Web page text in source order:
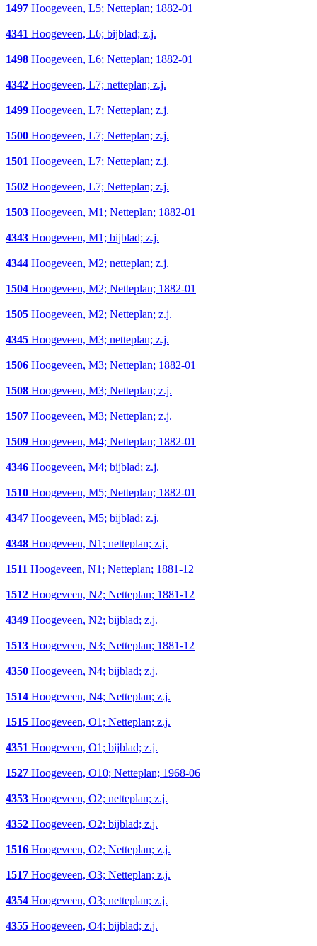
1497 Hoogeveen, L5; Netteplan; 1882-01
4341 Hoogeveen, L6; bijblad; z.j.
1498 Hoogeveen, L6; Netteplan; 1882-01
4342 Hoogeveen, L7; netteplan; z.j.
1499 Hoogeveen, L7; Netteplan; z.j.
1500 Hoogeveen, L7; Netteplan; z.j.
1501 Hoogeveen, L7; Netteplan; z.j.
1502 Hoogeveen, L7; Netteplan; z.j.
1503 Hoogeveen, M1; Netteplan; 1882-01
4343 Hoogeveen, M1; bijblad; z.j.
4344 Hoogeveen, M2; netteplan; z.j.
1504 Hoogeveen, M2; Netteplan; 1882-01
1505 Hoogeveen, M2; Netteplan; z.j.
4345 Hoogeveen, M3; netteplan; z.j.
1506 Hoogeveen, M3; Netteplan; 1882-01
1508 Hoogeveen, M3; Netteplan; z.j.
1507 Hoogeveen, M3; Netteplan; z.j.
1509 Hoogeveen, M4; Netteplan; 1882-01
4346 Hoogeveen, M4; bijblad; z.j.
1510 Hoogeveen, M5; Netteplan; 1882-01
4347 Hoogeveen, M5; bijblad; z.j.
4348 Hoogeveen, N1; netteplan; z.j.
1511 Hoogeveen, N1; Netteplan; 1881-12
1512 Hoogeveen, N2; Netteplan; 1881-12
4349 Hoogeveen, N2; bijblad; z.j.
1513 Hoogeveen, N3; Netteplan; 1881-12
4350 Hoogeveen, N4; bijblad; z.j.
1514 Hoogeveen, N4; Netteplan; z.j.
1515 Hoogeveen, O1; Netteplan; z.j.
4351 Hoogeveen, O1; bijblad; z.j.
1527 Hoogeveen, O10; Netteplan; 1968-06
4353 Hoogeveen, O2; netteplan; z.j.
4352 Hoogeveen, O2; bijblad; z.j.
1516 Hoogeveen, O2; Netteplan; z.j.
1517 Hoogeveen, O3; Netteplan; z.j.
4354 Hoogeveen, O3; netteplan; z.j.
4355 Hoogeveen, O4; bijblad; z.j.